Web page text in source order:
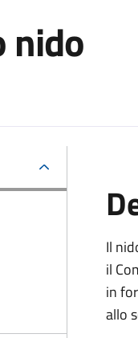
nido
Il
il
in
allo